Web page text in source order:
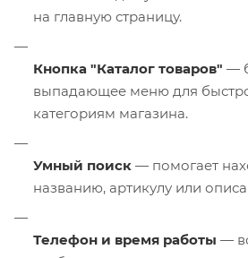
на главную страницу.
Кнопка "Каталог товаров" —
выпадающее меню для
категориям магазина.
Умный поиск — помогает
названию, артикулу или
Телефон и время работы —